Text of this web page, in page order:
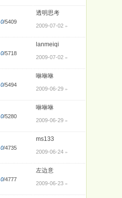
0/5409
透明思考
2009-07-02 »
0/5718
lanmeiqi
2009-07-02 »
0/5494
咻咻咻
2009-06-29 »
0/5280
咻咻咻
2009-06-29 »
0/4735
ms133
2009-06-24 »
0/4777
左边意
2009-06-23 »